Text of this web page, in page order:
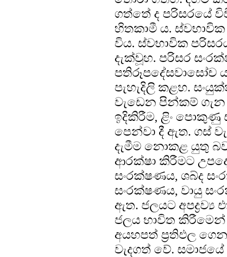
ගත්තේ ද පරිසරයේ
හිතකාමී ය.
විය. ස්වභාවික
දැක්වූහ. පරිසර
පතිරූපදේසවාසෝච
පැහැදිලි කළහ.
වැඩෙන පින්කම් ගැන
ඉදිකිරීම, ළිං පොකුණු
පෙන්වා දී ඇත. ගස්
දැමීම නොකළ යුතු
ආරක්ෂා කිරීමට
සංරක්ෂණය, ශබ්ද
සංරක්ෂණය, වායු
ඇත. ජලයට
ජලය භාවිත කිරීමෙන්
අයහපත් ප්‍රතිඵල
වැදගත් වේ.